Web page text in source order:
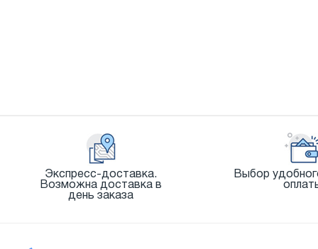
Экспресс-доставка.
Возможна доставка в
день заказа
Выбор